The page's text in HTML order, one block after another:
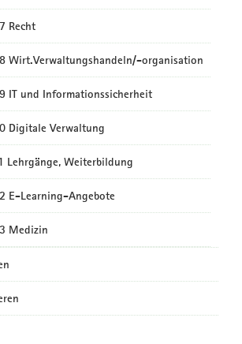
Recht
Wirt.Verwaltungshandeln/-organisation
IT und Informationssicherheit
Digitale Verwaltung
Lehrgänge, Weiterbildung
E-Learning-Angebote
Medizin